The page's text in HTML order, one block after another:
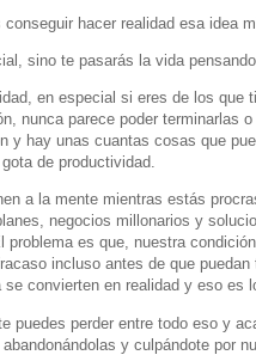
hacer realidad esa idea
sino te pasarás la vida
en especial si eres de los que
nunca parece poder terminarlas
hay unas cuantas cosas que
de productividad.
a la mente mientras estás
negocios millonarios y
es que, nuestra
incluso antes de que puedan
convierten en realidad y eso es
puedes perder entre todo eso y
y culpándote por